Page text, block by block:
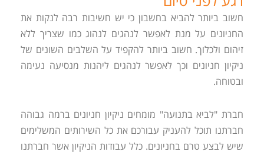
חשוב ביותר להביא בחשבון כי יש חשיבות רבה לנקות את
החניונים על מנת לאפשר לנהגים לנהוג כמו שצריך ללא
זיהום ולכלוך. חשוב ביותר להקפיד על השלבים השונים של
ניקיון חניונים וכך לאפשר לנהגים ליהנות מנסיעה נעימה
ובטוחה.
חברת "לביא בתנועה" מומחים ניקיון חניונים ברמה גבוהה
חברתנו תוכל להעניק עבורכם את כל השירותים המשלימים
שיש לבצע טרם בחניונים. כלל עבודות הניקיון אשר חברתנו